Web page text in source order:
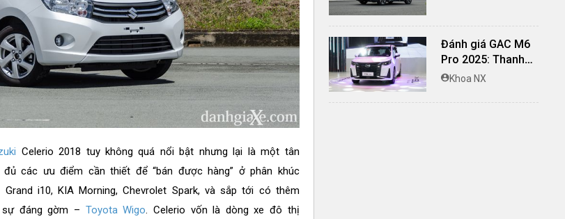
Celerio 2018 tuy không quá nổi bật nhưng lại là một tân
các ưu điểm cần thiết để “bán được hàng” ở phân khúc
Grand i10, KIA Morning, Chevrolet Spark, và sắp tới có thêm
đáng gờm – Toyota Wigo. Celerio vốn là dòng xe đô thị
Đánh giá GAC M6
Pro 2025: Thanh
lịch, rộng rãi, đầy
hành tinh tế
Khoa NX